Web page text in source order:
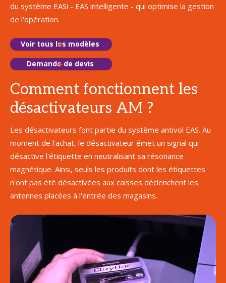
du système EASi - EAS intelligente - qui optimise la gestion
de l'opération.
Voir tous les modèles
Demande de devis
Comment fonctionnent les
désactivateurs AM ?
Les désactivateurs font partie du système antivol EAS. Au
moment de l'achat, le désactivateur émet un signal qui
désactive l'étiquette en neutralisant sa résonance
magnétique. Ainsi, seuls les produits dont les étiquettes
n'ont pas été désactivées aux caisses déclenchent les
antennes placées à l'entrée des magasins.